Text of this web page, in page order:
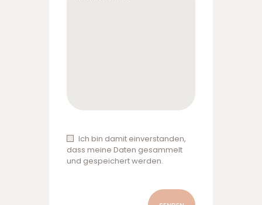
Ich bin damit einverstanden,
dass meine Daten gesammelt
und gespeichert werden.